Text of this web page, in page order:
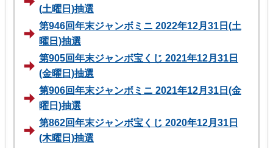
(土曜日)抽選
第946回年末ジャンボミニ 2022年12月31日(土
曜日)抽選
第905回年末ジャンボ宝くじ 2021年12月31日
(金曜日)抽選
第906回年末ジャンボミニ 2021年12月31日(金
曜日)抽選
第862回年末ジャンボ宝くじ 2020年12月31日
(木曜日)抽選